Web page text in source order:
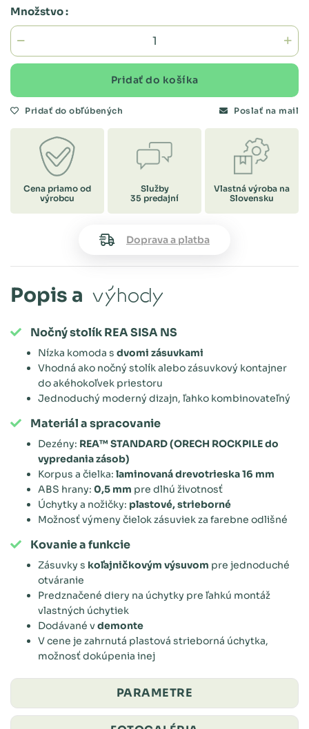
Množstvo :
Pridať do košíka
Pridať do obľúbených Poslať na mail
Cena priamo od
výrobcu
Služby
35 predajní
Vlastná výroba na
Slovensku
Doprava a platba
Popis a výhody
Nočný stolík REA SISA NS
Nízka komoda s dvomi zásuvkami
Vhodná ako nočný stolík alebo zásuvkový kontajner
do akéhokoľvek priestoru
Jednoduchý moderný dizajn, ľahko kombinovateľný
Materiál a spracovanie
Dezény: REA™ STANDARD (ORECH ROCKPILE do
vypredania zásob)
Korpus a čielka: laminovaná drevotrieska 16 mm
ABS hrany: 0,5 mm pre dlhú životnosť
Úchytky a nožičky: plastové, strieborné
Možnosť výmeny čielok zásuviek za farebne odlišné
Kovanie a funkcie
Zásuvky s koľajničkovým výsuvom pre jednoduché
otváranie
Predznačené diery na úchytky pre ľahkú montáž
vlastných úchytiek
Dodávané vdemonte
V cene je zahrnutá plastová strieborná úchytka,
možnosť dokúpenia inej
PARAMETRE